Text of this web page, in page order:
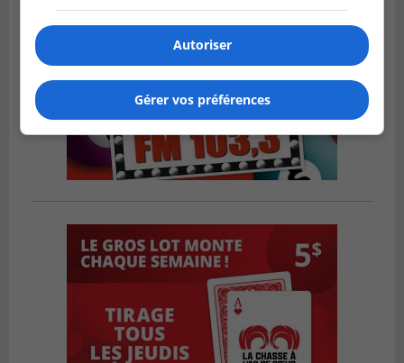
Autoriser
Gérer vos préférences